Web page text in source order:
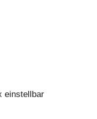
einstellbar